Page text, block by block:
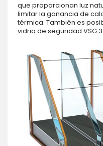
que proporcionan luz
limitar la ganancia de
térmica. También es
vidrio de seguridad VSG